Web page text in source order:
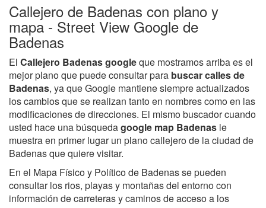
Callejero de Badenas con plano y
mapa - Street View Google de
Badenas
El Callejero Badenas googleque mostramos arriba es el
mejor plano que puede consultar para buscar calles de
Badenas, ya que Google mantiene siempre actualizados
los cambios que se realizan tanto en nombres como en las
modificaciones de direcciones. El mismo buscador cuando
usted hace una búsquedagoogle map Badenas le
muestra en primer lugar un plano callejero de la ciudad de
Badenas que quiere visitar.
En el Mapa Físico y Político de Badenas se pueden
consultar los rios, playas y montañas del entorno con
información de carreteras y caminos de acceso a los